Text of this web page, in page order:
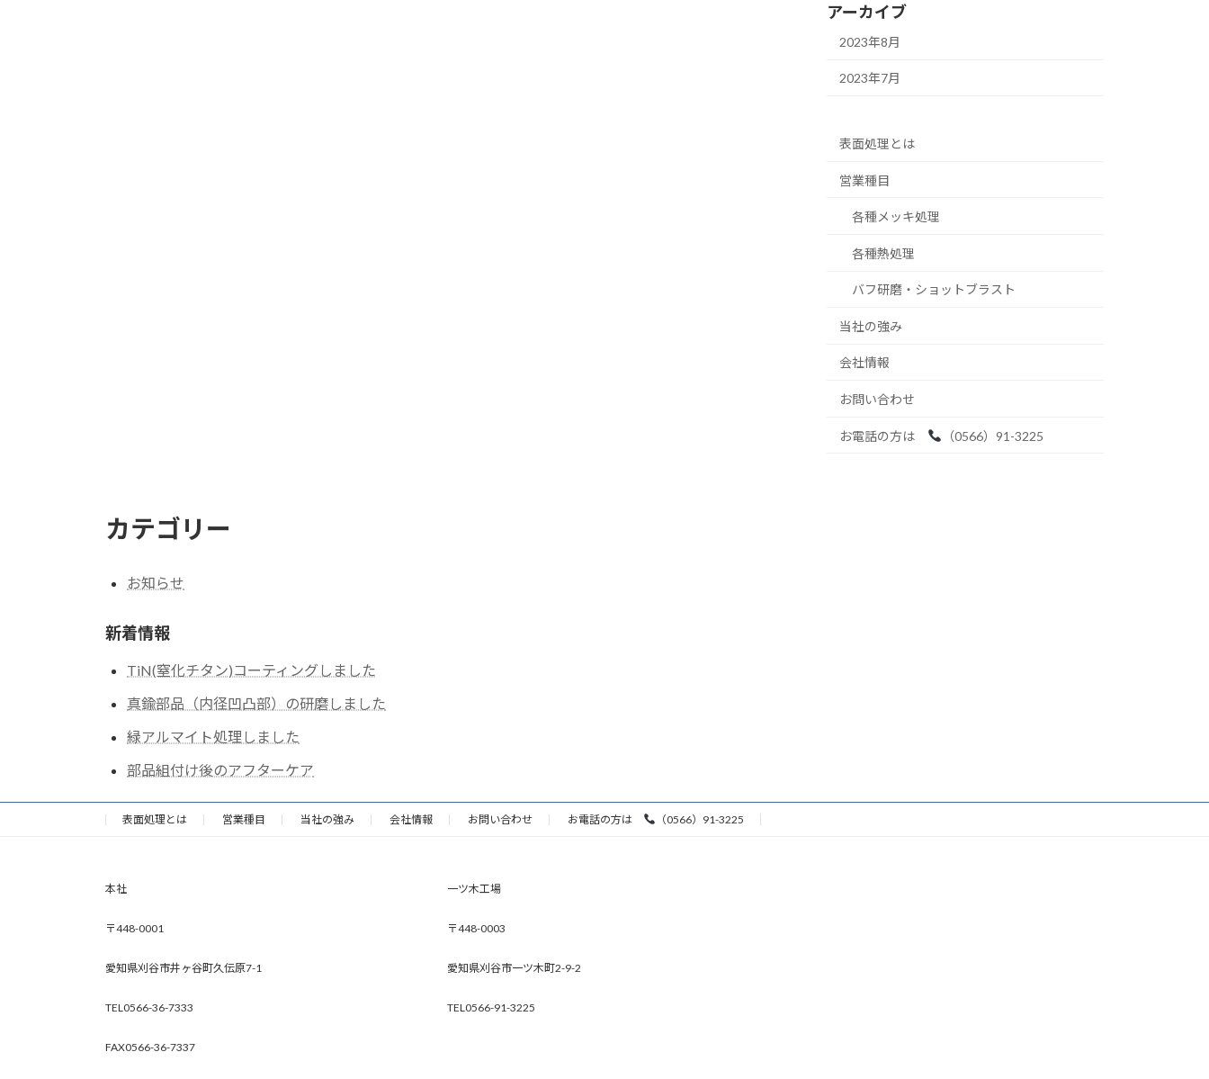
アーカイブ
2023年8月
2023年7月
表面処理とは
営業種目
各種メッキ処理
各種熱処理
バフ研磨・ショットブラスト
当社の強み
会社情報
お問い合わせ
お電話の方は （0566）91-3225
カテゴリー
お知らせ
新着情報
TiN(窒化チタン)コーティングしました
真鍮部品（内径凹凸部）の研磨しました
緑アルマイト処理しました
部品組付け後のアフターケア
表面処理とは 営業種目 当社の強み 会社情報 お問い合わせ お電話の方は （0566）91-3225
本社
〒448-0001
愛知県刈谷市井ヶ谷町久伝原7-1
TEL0566-36-7333
FAX0566-36-7337
一ツ木工場
〒448-0003
愛知県刈谷市一ツ木町2-9-2
TEL0566-91-3225